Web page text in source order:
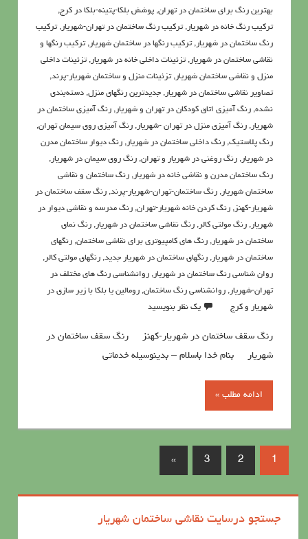
بهترین رنگ برای ساختمان در تهران, پوشش بلکا-پتینه-بلکا در کرج,
تركيب رنگ خانه در شهریار ,تركيب رنگ ساختمان در تهران-شهریار ,ترکیب
رنگ ساختمان در شهریار ,ترکیب رنگها در ساختمان شهریار ,ترکیب رنگها و
نقاشی ساختمان در شهریار ,تزئینات داخلی خانه در شهریار ,تزئینات داخلی
منزل و نقاشی ساختمان شهریار ,تزئینات منزل و ساختمان شهریار-پرند,
تصاویر نقاشی ساختمان در شهریار , جدیدترین رنگهای منزل, دسته‌بندی
نشده, رنگ آميزي اتاق کودکان در تهران و شهریار , رنگ آميزي ساختمان در
شهریار , رنگ آميزي منزل در تهران -شهریار , رنگ آمیزی روی سیمان تهران,
رنگ پلاستیک, رنگ داخلی ساختمان در شهریار , رنگ دیوار ساختمان مدرن
در شهریار , رنگ روغني در شهریار و تهران, رنگ روی سیمان در شهریار ,
رنگ ساختمان مدرن و نقاشی خانه در شهریار , رنگ ساختمان و نقاشی
ساختمان شهریار , رنگ ساختمان-تهران-شهریار-پرند, رنگ سقف ساختمان در
شهریار-کهنز , رنگ کردن خانه شهریار-تهران, رنگ مدرسه و نقاشی دیوار در
شهریار , رنگ مولتی کالر , رنگ نقاشی ساختمان در شهریار , رنگ نمای
ساختمان در شهریار , رنگ هاي كامپيوتري براي نقاشي ساختمان, رنگهای
ساختمان در شهریار , رنگهای ساختمان در شهریار جدید, رنگهای مولتی کالر ,
روان شناسي رنگ ساختمان در شهریار , روانشناسي رنگ هاي مختلف در
تهران-شهریار , روانشناسی رنگ ساختمان, رومالین یا بلکا با زیر سازی در
شهریار و کرج
یک نظر بنویسید
رنگ سقف ساختمان در شهریار-کهنز رنگ سقف ساختمان در
شهریار بنام خدا باسلام – بدینوسیله خدماتی
ادامه مطلب »
1
2
3
»
جستجو درسایت نقاشی ساختمان شهریار